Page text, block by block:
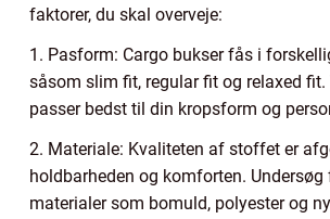
faktorer, du skal overveje:
1. Pasform: Cargo bukser fås i
såsom slim fit, regular fit og relaxed
passer bedst til din kropsform og
2. Materiale: Kvaliteten af stoffet er
holdbarheden og komforten. Undersøg
materialer som bomuld, polyester og